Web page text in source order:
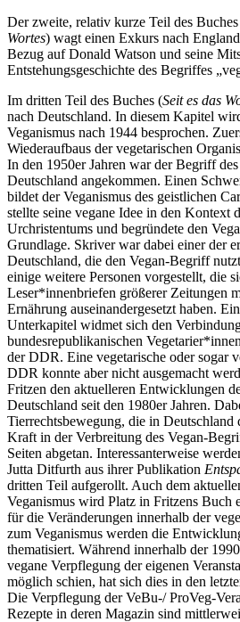
Der zweite, relativ kurze Teil des
Wortes) wagt einen Exkurs nach
Bezug auf Donald Watson und seine
Entstehungsgeschichte des Begriffes
Im dritten Teil des Buches (Seit es das
nach Deutschland. In diesem Kapitel
Veganismus nach 1944 besprochen.
Wiederaufbaus der vegetarischen
In den 1950er Jahren war der Begriff
Deutschland angekommen. Einen
bildet der Veganismus des geistlichen
stellte seine vegane Idee in den Kontext
Urchristentums und begründete den
Grundlage. Skriver war dabei einer der
Deutschland, die den Vegan-Begriff
einige weitere Personen vorgestellt, die
Leser*innenbriefen größerer Zeitungen
Ernährung auseinandergesetzt haben.
Unterkapitel widmet sich den
bundesrepublikanischen
der DDR. Eine vegetarische oder sogar
DDR konnte aber nicht ausgemacht
Fritzen den aktuelleren Entwicklungen
Deutschland seit den 1980er Jahren.
Tierrechtsbewegung, die in Deutschland
Kraft in der Verbreitung des Vegan-
Seiten abgetan. Interessanterweise
Jutta Ditfurth aus ihrer Publikation
dritten Teil aufgerollt. Auch dem
Veganismus wird Platz in Fritzens Buch
für die Veränderungen innerhalb der
zum Veganismus werden die
thematisiert. Während innerhalb der
vegane Verpflegung der eigenen
möglich schien, hat sich dies in den
Die Verpflegung der VeBu-/ ProVeg-
Rezepte in deren Magazin sind